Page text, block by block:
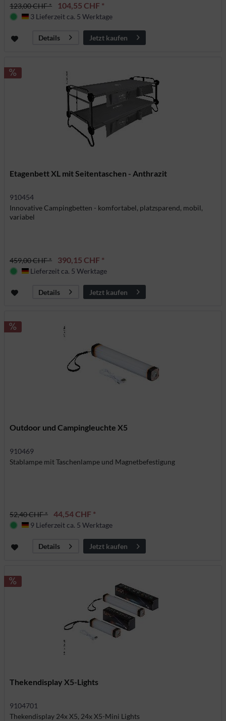
123,00 CHF * 104,55 CHF *
Deutschland
3 Lieferzeit ca. 5 Werktage
Details Jetzt kaufen
Etagenbett XL mit Seitentaschen - Anthrazit
910454
Innovative Campingbetten - komfortabel, platzsparend, mobil,
variabel
459,00 CHF * 390,15 CHF *
Deutschland
Lieferzeit ca. 5 Werktage
Details Jetzt kaufen
Outdoor und Campingleuchte X5
910469
Stablampe mit Taschenlampe und Magnetbefestigung
52,40 CHF * 44,54 CHF *
Deutschland
9 Lieferzeit ca. 5 Werktage
Details Jetzt kaufen
Thekendisplay X5-Lights
9104701
Thekendisplay 24x X5, 24x X5-Mini Lights